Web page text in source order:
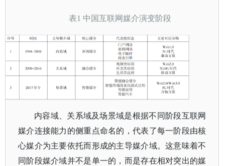
表1 中国互联网媒介演变阶段
内容域、关系域及场景域是根据不同阶段互联网
媒介连接能力的侧重点命名的，代表了每一阶段由核
心媒介为主要依托而形成的主导媒介域。这意味着不
同阶段媒介域并不是单一的，而是存在相对突出的媒